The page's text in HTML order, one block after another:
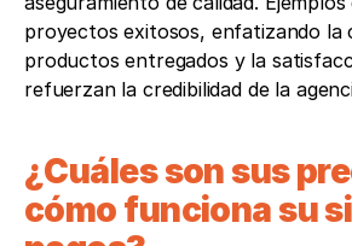
proyectos exitosos, enfatizando la
productos entregados y la
refuerzan la credibilidad de la
¿Cuáles son sus
cómo funciona su